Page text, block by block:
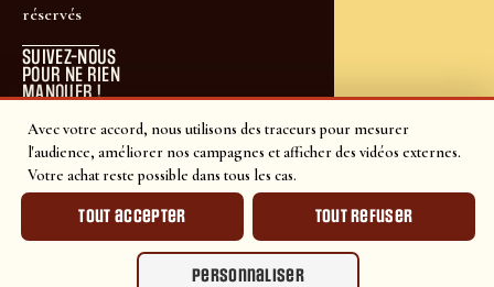
Avec votre accord, nous utilisons des traceurs pour mesurer
l'audience, améliorer nos campagnes et afficher des vidéos externes.
Votre achat reste possible dans tous les cas.
Tout accepter Tout refuser
Personnaliser
réservés
SUIVEZ-NOUS
POUR NE RIEN
MANQUER !